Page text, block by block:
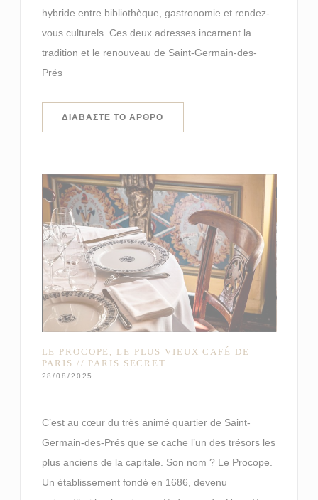
hybride entre bibliothèque, gastronomie et rendez-
vous culturels. Ces deux adresses incarnent la
tradition et le renouveau de Saint-Germain-des-
Prés
ΔΙΑΒΆΣΤΕ ΤΟ ΆΡΘΡΟ
LE PROCOPE, LE PLUS VIEUX CAFÉ DE
PARIS // PARIS SECRET
28/08/2025
C’est au cœur du très animé quartier de Saint-
Germain-des-Prés que se cache l’un des trésors les
plus anciens de la capitale. Son nom ? Le Procope.
Un établissement fondé en 1686, devenu